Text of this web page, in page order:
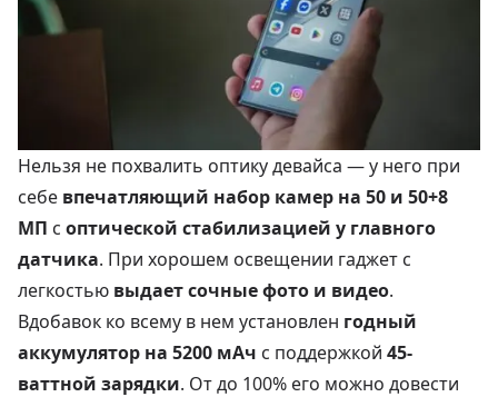
Нельзя не похвалить оптику девайса — у него при
себе впечатляющий набор камер на 50 и 50+8
МП с оптической стабилизацией у главного
датчика. При хорошем освещении гаджет с
легкостью выдает сочные фото и видео.
Вдобавок ко всему в нем установлен годный
аккумулятор на 5200 мАч с поддержкой 45-
ваттной зарядки. От до 100% его можно довести